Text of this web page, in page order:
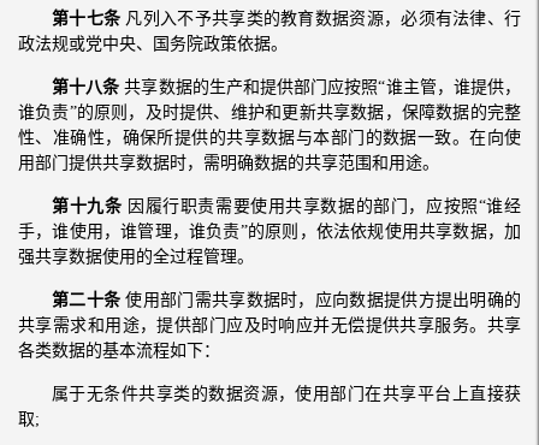
第十七条 凡列入不予共享类的教育数据资源，必须有法律、行
政法规或党中央、国务院政策依据。
第十八条 共享数据的生产和提供部门应按照“谁主管，谁提供，
谁负责”的原则，及时提供、维护和更新共享数据，保障数据的完整
性、准确性，确保所提供的共享数据与本部门的数据一致。在向使
用部门提供共享数据时，需明确数据的共享范围和用途。
第十九条 因履行职责需要使用共享数据的部门，应按照“谁经
手，谁使用，谁管理，谁负责”的原则，依法依规使用共享数据，加
强共享数据使用的全过程管理。
第二十条 使用部门需共享数据时，应向数据提供方提出明确的
共享需求和用途，提供部门应及时响应并无偿提供共享服务。共享
各类数据的基本流程如下：
属于无条件共享类的数据资源，使用部门在共享平台上直接获
取;